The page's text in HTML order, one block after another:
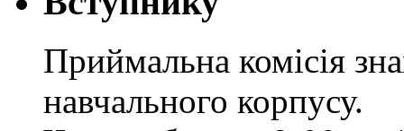
Приймальна комісія
навчального корпусу.